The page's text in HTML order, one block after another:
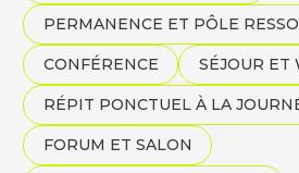
RESSOURCES
VOTRE SANTÉ ET CELLE DE
PERMANENCE ET PÔLE
CONFÉRENCE SÉJOUR ET
RÉPIT PONCTUEL À LA
FORUM ET SALON